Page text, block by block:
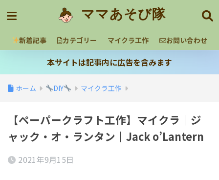
ママあそび隊
新着記事 カテゴリー マイクラ工作 お問い合わせ
本サイトは記事内に広告を含みます
ホーム DIY マイクラ工作
【ペーパークラフト工作】マイクラ｜ジ
ャック・オ・ランタン｜Jack o’Lantern
2021年9月15日